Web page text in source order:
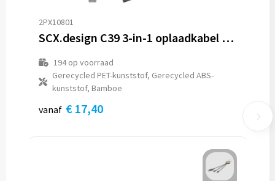
2PX10801
SCX.design C39 3-in-1 oplaadkabel van rPET met oplichtend logo en vierkante behuizing van bamboe
194op voorraad
Gerecycled PET-kunststof, Gerecycled ABS-
kunststof, Bamboe
vanaf € 17,40